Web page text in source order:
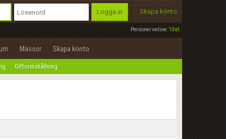
Personer online:13st
Logga in Skapa konto
Mässor Skapa konto
Giftormshållning